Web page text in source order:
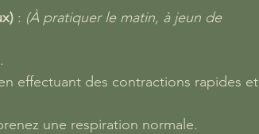
: (À pratiquer le matin, à jeun de
effectuant des contractions rapides et
une respiration normale.